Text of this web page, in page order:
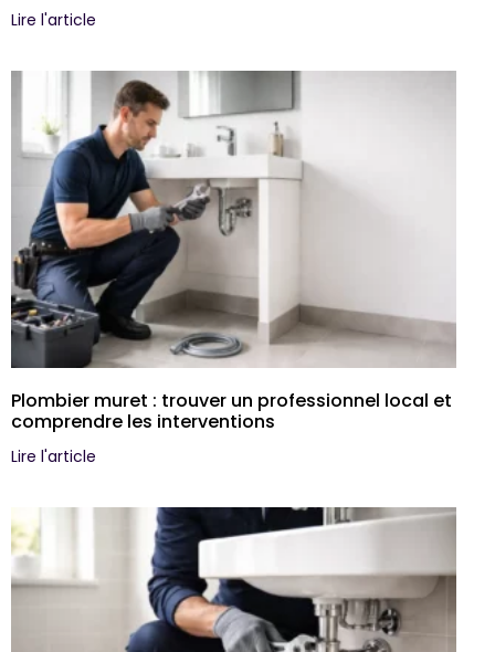
Lire l'article
Plombier muret : trouver un professionnel local et
comprendre les interventions
Lire l'article